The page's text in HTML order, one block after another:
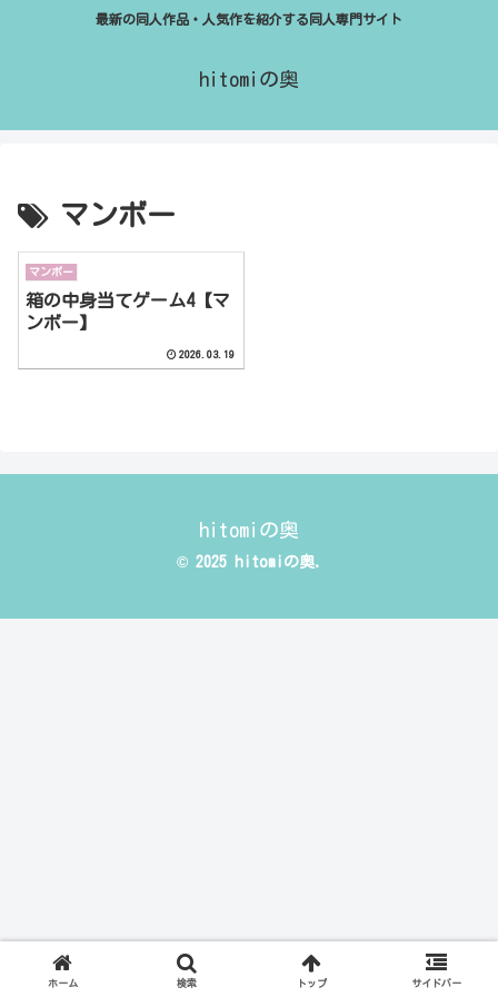
最新の同人作品・人気作を紹介する同人専門サイト
hitomiの奥
マンボー
マンボー
箱の中身当てゲーム4【マ
ンボー】
2026.03.19
hitomiの奥
© 2025 hitomiの奥.
ホーム 検索 トップ サイドバー